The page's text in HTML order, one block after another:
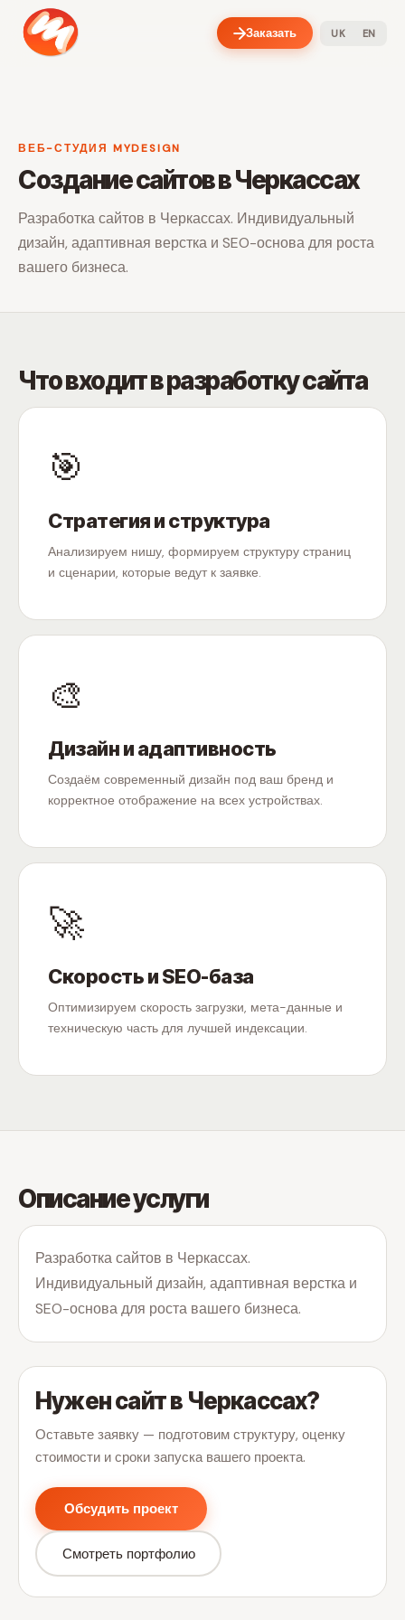
Заказать UK EN
ВЕБ-СТУДИЯ MYDESIGN
Создание сайтов в Черкассах
Разработка сайтов в Черкассах. Индивидуальный
дизайн, адаптивная верстка и SEO-основа для роста
вашего бизнеса.
Что входит в разработку сайта
🎯
Стратегия и структура
Анализируем нишу, формируем структуру страниц
и сценарии, которые ведут к заявке.
🎨
Дизайн и адаптивность
Создаём современный дизайн под ваш бренд и
корректное отображение на всех устройствах.
🚀
Скорость и SEO-база
Оптимизируем скорость загрузки, мета-данные и
техническую часть для лучшей индексации.
Описание услуги
Разработка сайтов в Черкассах.
Индивидуальный дизайн, адаптивная верстка и
SEO-основа для роста вашего бизнеса.
Нужен сайт в Черкассах?
Оставьте заявку — подготовим структуру, оценку
стоимости и сроки запуска вашего проекта.
Обсудить проект
Смотреть портфолио